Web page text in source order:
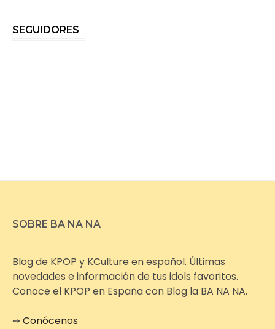
SEGUIDORES
SOBRE BA NA NA
Blog de KPOP y KCulture en español. Últimas
novedades e información de tus idols favoritos.
Conoce el KPOP en España con Blog la BA NA NA.
➙Conócenos